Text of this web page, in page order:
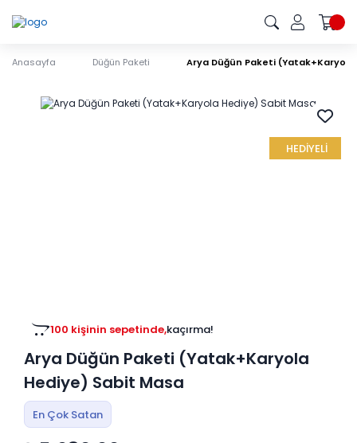
Anasayfa Düğün Paketi Arya Düğün Paketi
HEDİYELİ
100 kişinin sepetinde,kaçırma!
Arya Düğün Paketi (Yatak+Karyola
Hediye) Sabit Masa
En Çok Satan